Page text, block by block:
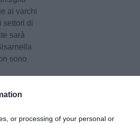
or processing of your personal or
ai varchi
settori di
sarà
sono
zona